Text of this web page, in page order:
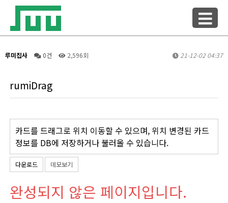
루미집사 0건 2,596회 21-12-02 04:37
rumiDrag
카드를 드래그로 위치 이동할 수 있으며, 위치 변경된 카드
정보를 DB에 저장하거나 불러올 수 있습니다.
다운로드 데모보기
완성되지 않은 페이지입니다.